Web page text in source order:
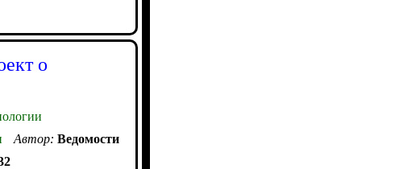
о
Автор: Ведомости